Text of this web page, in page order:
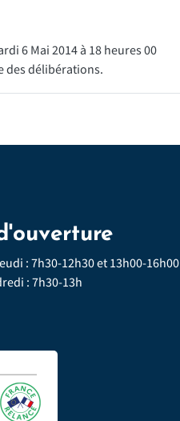
6 Mai 2014 à 18 heures 00
des délibérations.
: 7h30-12h30 et 13h00-16h00
: 7h30-13h